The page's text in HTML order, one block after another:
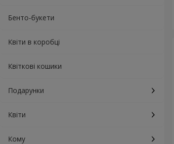
Бенто-букети
Квіти в коробці
Квіткові кошики
Подарунки
Квіти
Кому